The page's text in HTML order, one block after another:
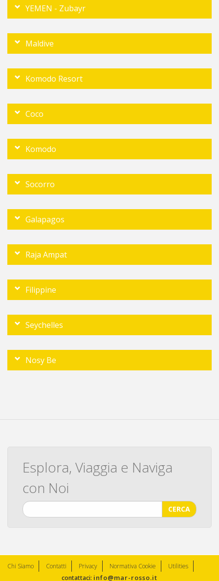
YEMEN - Zubayr
Maldive
Komodo Resort
Coco
Komodo
Socorro
Galapagos
Raja Ampat
Filippine
Seychelles
Nosy Be
Esplora, Viaggia e Naviga
con Noi
CERCA
Chi Siamo Contatti Privacy Normativa Cookie
Utilities
contattaci: info@mar-rosso.it